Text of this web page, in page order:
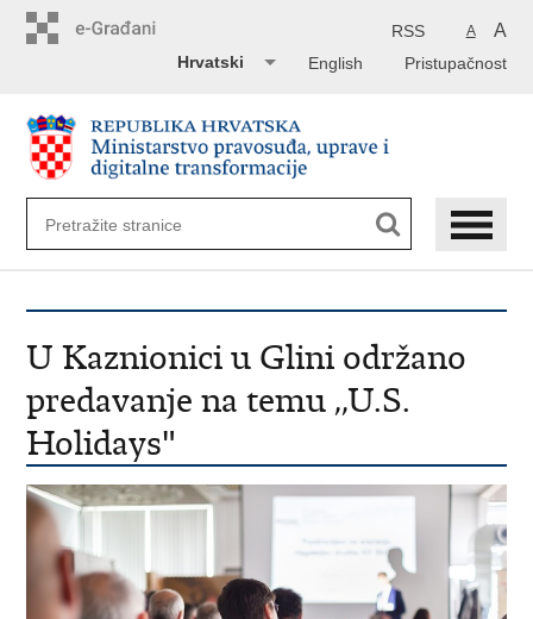
A A
RSS
Pristupačnost
English
Hrvatski
U Kaznionici u Glini održano
predavanje na temu ,,U.S.
Holidays"